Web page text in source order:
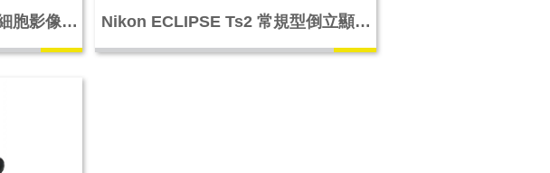
胞影像擷
Nikon ECLIPSE Ts2 常規型倒立顯微
鏡